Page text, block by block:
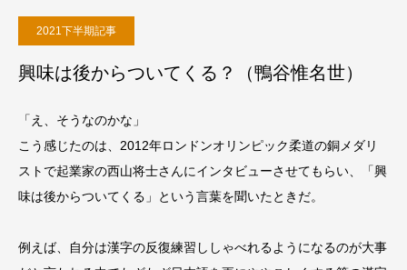
2021下半期記事
興味は後からついてくる？（鴨谷惟名世）
「え、そうなのかな」
こう感じたのは、2012年ロンドンオリンピック柔道の銅メダリ
ストで起業家の西山将士さんにインタビューさせてもらい、「興
味は後からついてくる」という言葉を聞いたときだ。
例えば、自分は漢字の反復練習ししゃべれるようになるのが大事